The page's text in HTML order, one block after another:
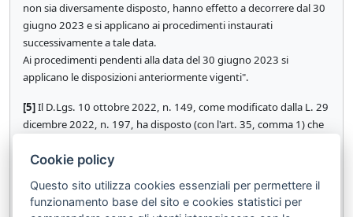
non sia diversamente disposto, hanno effetto a decorrere dal 30
giugno 2023 e si applicano ai procedimenti instaurati
successivamente a tale data.
Ai procedimenti pendenti alla data del 30 giugno 2023 si
applicano le disposizioni anteriormente vigenti".
[5]Il D.Lgs. 10 ottobre 2022, n. 149, come modificato dalla L. 29
dicembre 2022, n. 197, ha disposto (con l'art. 35, comma 1) che
diversamente disposto, hanno effetto a decorrere dal 28
successivamente a tale data. Ai procedimenti pendenti alla data
del 28 febbraio 2023 si applicano le disposizioni anteriormente
Cookie policy
Questo sito utilizza cookies essenziali per permettere il
funzionamento base del sito e cookies statistici per